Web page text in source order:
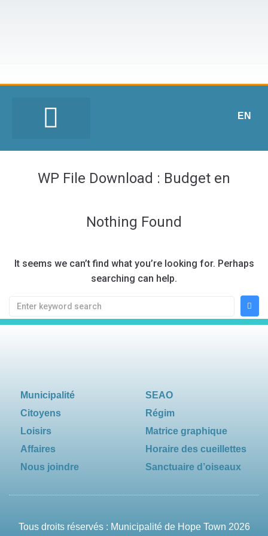
EN
WP File Download : Budget en
Nothing Found
It seems we can’t find what you’re looking for. Perhaps
searching can help.
Municipalité
Citoyens
Loisirs
Affaires
Nous joindre
SEAO
Régim
Matrice graphique
Horaire des cueillettes
Sanctuaire d’oiseaux
Tous droits réservés : Municipalité de Hope Town 2026